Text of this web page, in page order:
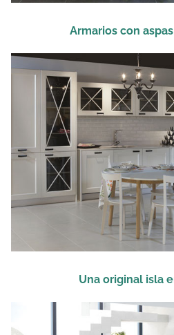
Armarios con
Una original isla